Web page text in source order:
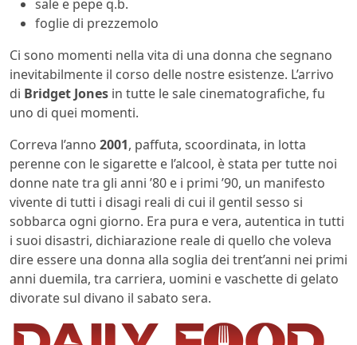
sale e pepe q.b.
foglie di prezzemolo
Ci sono momenti nella vita di una donna che segnano
inevitabilmente il corso delle nostre esistenze. L’arrivo
di Bridget Jones in tutte le sale cinematografiche, fu
uno di quei momenti.
Correva l’anno 2001, paffuta, scoordinata, in lotta
perenne con le sigarette e l’alcool, è stata per tutte noi
donne nate tra gli anni ’80 e i primi ’90, un manifesto
vivente di tutti i disagi reali di cui il gentil sesso si
sobbarca ogni giorno. Era pura e vera, autentica in tutti
i suoi disastri, dichiarazione reale di quello che voleva
dire essere una donna alla soglia dei trent’anni nei primi
anni duemila, tra carriera, uomini e vaschette di gelato
divorate sul divano il sabato sera.